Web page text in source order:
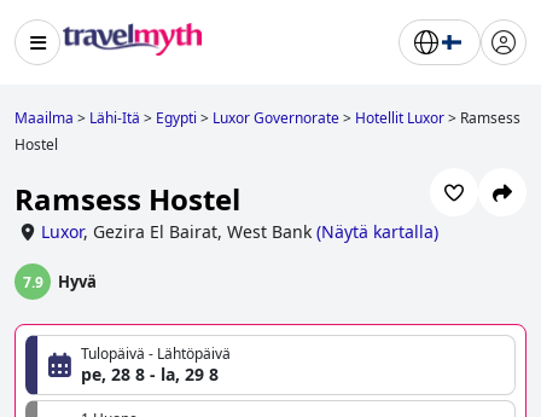
Maailma > Lähi-Itä > Egypti > Luxor Governorate> Hotellit Luxor> Ramsess
Hostel
Ramsess Hostel
Luxor, Gezira El Bairat, West Bank (Näytä kartalla)
7.9 Hyvä
Tulopäivä - Lähtöpäivä
pe, 28 8 - la, 29 8